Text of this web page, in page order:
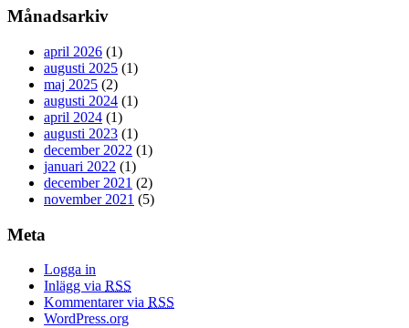
Månadsarkiv
april 2026 (1)
augusti 2025 (1)
maj 2025 (2)
augusti 2024 (1)
april 2024 (1)
augusti 2023 (1)
december 2022 (1)
januari 2022 (1)
december 2021 (2)
november 2021 (5)
Meta
Logga in
Inlägg via RSS
Kommentarer via RSS
WordPress.org